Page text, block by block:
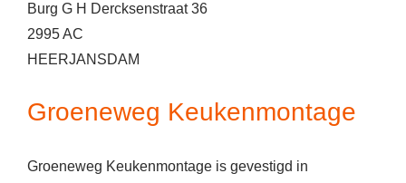
Burg G H Dercksenstraat 36
2995 AC
HEERJANSDAM
Groeneweg Keukenmontage
Groeneweg Keukenmontage is gevestigd in